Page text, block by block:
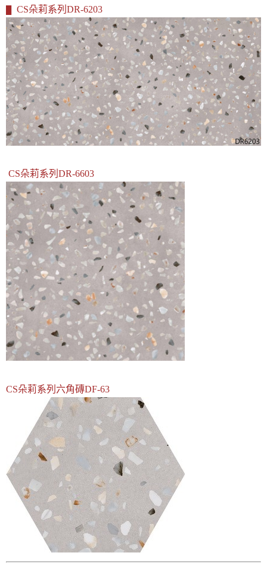
CS朵莉系列DR-6203
CS朵莉系列DR-6603
CS朵莉系列六角磚DF-63